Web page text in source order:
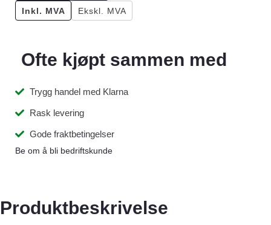
Inkl. MVA Ekskl. MVA
Ofte kjøpt sammen med
Trygg handel med Klarna
Rask levering
Gode fraktbetingelser
Be om å bli bedriftskunde
Produktbeskrivelse